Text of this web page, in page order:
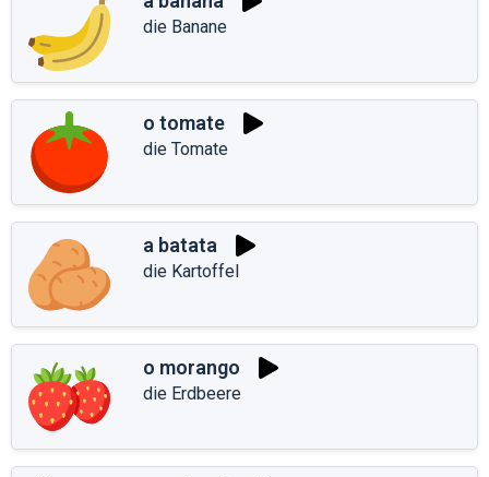
die Banane
o tomate
die Tomate
a batata
die Kartoffel
o morango
die Erdbeere